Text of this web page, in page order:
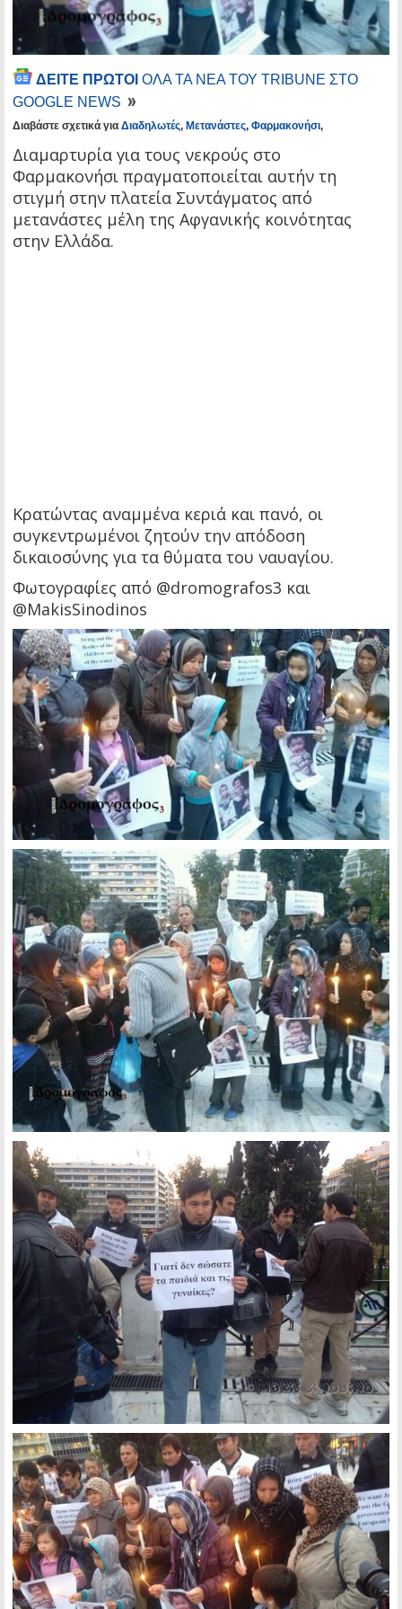
ΔΕΙΤΕ ΠΡΩΤΟΙ ΟΛΑ ΤΑ ΝΕΑ ΤΟΥ TRIBUNE ΣΤΟ
GOOGLE NEWS
Διαβάστε σχετικά για Διαδηλωτές, Μετανάστες, Φαρμακονήσι,
Διαμαρτυρία για τους νεκρούς στο
Φαρμακονήσι πραγματοποιείται αυτήν τη
στιγμή στην πλατεία Συντάγματος από
μετανάστες μέλη της Αφγανικής κοινότητας
στην Ελλάδα.
Κρατώντας αναμμένα κεριά και πανό, οι
συγκεντρωμένοι ζητούν την απόδοση
δικαιοσύνης για τα θύματα του ναυαγίου.
Φωτογραφίες από @dromografos3 και
@MakisSinodinos